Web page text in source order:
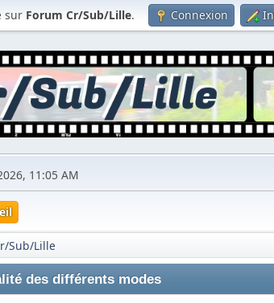
sur Forum Cr/Sub/Lille. Connexion
11:05 AM
Sub/Lille
des différents modes